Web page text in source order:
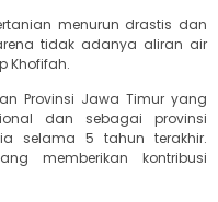
menurun drastis dan
tidak adanya aliran air
Khofifah.
Provinsi Jawa Timur yang
dan sebagai provinsi
selama 5 tahun terakhir.
memberikan kontribusi